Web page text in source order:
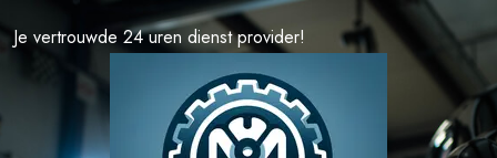
naarJe vertrouwde 24 uren dienst provider!